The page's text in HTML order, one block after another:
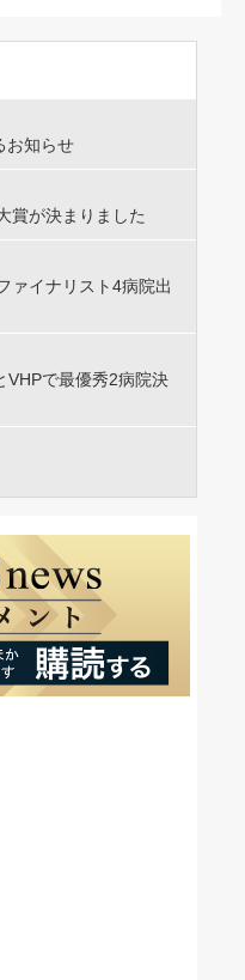
お知らせ
賞が決まりました
ァイナリスト4病院出
VHPで最優秀2病院決